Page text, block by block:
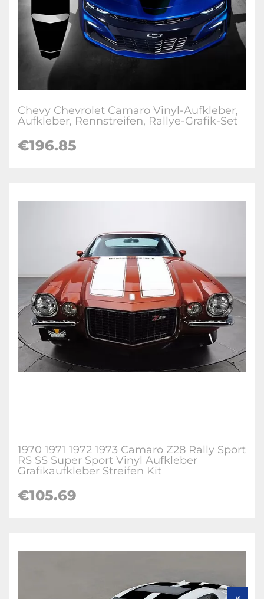
Chevy Chevrolet Camaro Vinyl-Aufkleber,
Aufkleber, Rennstreifen, Rallye-Grafik-Set
€196.85
1970 1971 1972 1973 Camaro Z28 Rally Sport
RS SS Super Sport Vinyl Aufkleber
Grafikaufkleber Streifen Kit
€105.69